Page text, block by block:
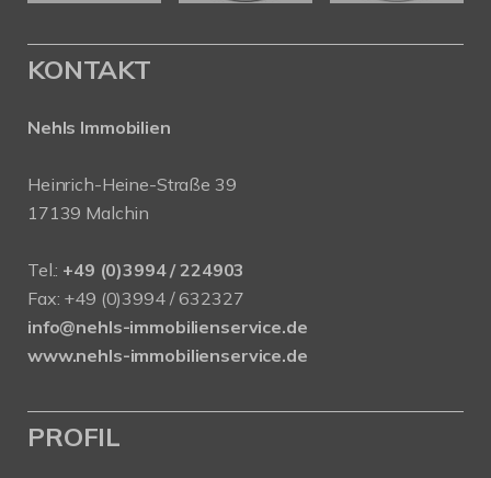
KONTAKT
Nehls Immobilien
Heinrich-Heine-Straße 39
17139 Malchin
Tel.: +49 (0)3994 / 224903
Fax: +49 (0)3994 / 632327
info@nehls-immobilienservice.de
www.nehls-immobilienservice.de
PROFIL